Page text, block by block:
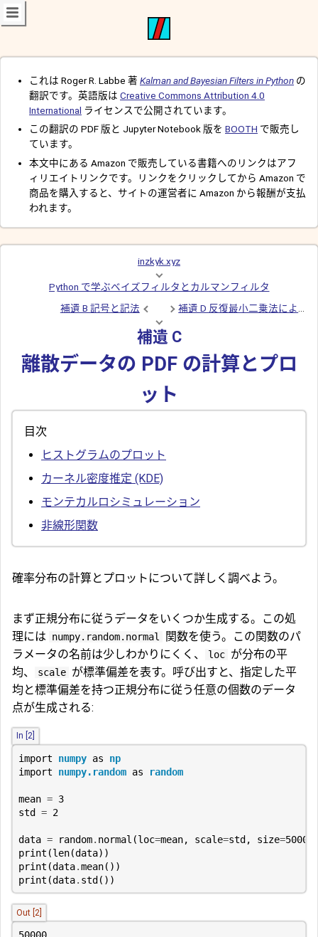
これは Roger R. Labbe 著 Kalman and Bayesian Filters in Python の
翻訳です。英語版は Creative Commons Attribution 4.0
International ライセンスで公開されています。
この翻訳の PDF 版と Jupyter Notebook 版を BOOTH で販売し
ています。
本文中にある Amazon で販売している書籍へのリンクはアフ
ィリエイトリンクです。リンクをクリックしてから Amazon で
商品を購入すると、サイトの運営者に Amazon から報酬が支払
われます。
inzkyk.xyz
Python で学ぶベイズフィルタとカルマンフィルタ
補遺 B 記号と記法
補遺 C
離散データの PDF の計算とプロ
ット
目次
ヒストグラムのプロット
カーネル密度推定 (KDE)
モンテカルロシミュレーション
非線形関数
確率分布の計算とプロットについて詳しく調べよう。
まず正規分布に従うデータをいくつか生成する。この処
理には
numpy.random.normal
関数を使う。この関数のパ
ラメータの名前は少しわかりにくく、
loc が分布の平
均、
scale が標準偏差を表す。呼び出すと、指定した平
均と標準偏差を持つ正規分布に従う任意の個数のデータ
点が生成される:
In [2]
import numpy as
np
import
numpy.random as random
mean = 3
std
= 2
data = random. normal (loc=mean, scale=std , size=50000
print (len(data))
print (data.mean())
print (data. std ())
Out [2]